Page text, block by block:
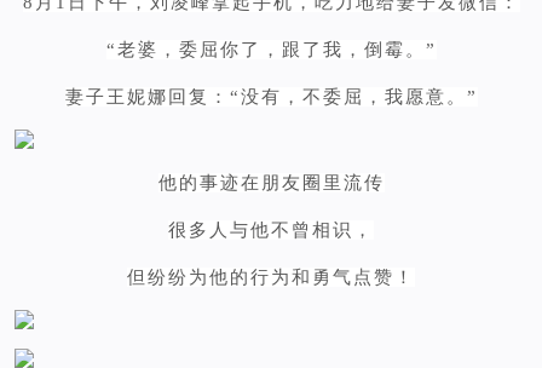
“老婆，委屈你了，跟了我，倒霉。”
妻子王妮娜回复：“没有，不委屈，我愿意。”
他的事迹在朋友圈里流传
很多人与他不曾相识，
但纷纷为他的行为和勇气点赞！